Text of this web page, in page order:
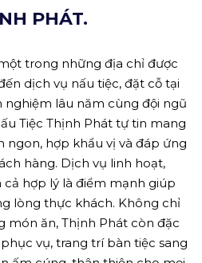
PHÁT.
trong những địa chỉ được
dịch vụ nấu tiệc, đặt cỗ tại
nghiệm lâu năm cùng đội ngũ
Tiệc Thịnh Phát tự tin mang
hợp khẩu vị và đáp ứng
hàng. Dịch vụ linh hoạt,
hợp lý là điểm mạnh giúp
lòng thực khách. Không chỉ
món ăn, Thịnh Phát còn đặc
vụ, trang trí bàn tiệc sang